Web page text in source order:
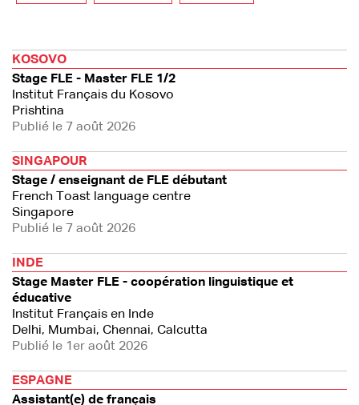
KOSOVO
Stage FLE - Master FLE 1/2
Institut Français du Kosovo
Prishtina
Publié le 7 août 2026
SINGAPOUR
Stage / enseignant de FLE débutant
French Toast language centre
Singapore
Publié le 7 août 2026
INDE
Stage Master FLE - coopération linguistique et
éducative
Institut Français en Inde
Delhi, Mumbai, Chennai, Calcutta
Publié le 1er août 2026
ESPAGNE
Assistant(e) de français